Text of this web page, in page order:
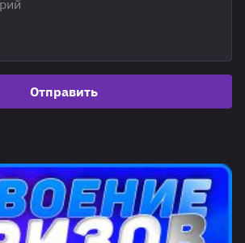
Отправить